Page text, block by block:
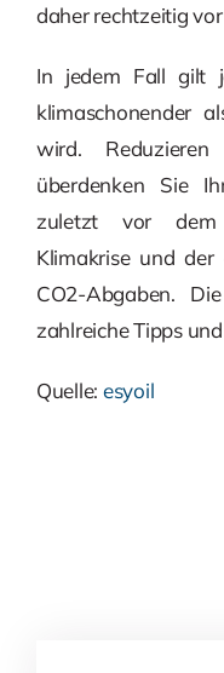
daher rechtzeitig
In jedem Fall gilt
klimaschonender
wird.
überdenken Sie
zuletzt vor dem
Klimakrise und der
CO2-Abgaben.
zahlreiche Tipps
Quelle: esyoil